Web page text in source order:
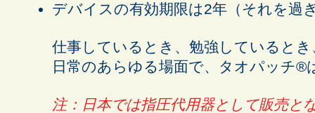
デバイスの有効期限は2年（それを過
仕事しているとき、勉強していると
日常のあらゆる場面で、タオパッチ
注：日本では指圧代用器として販売と